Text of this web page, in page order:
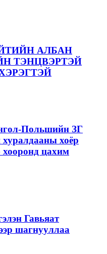
АЛБАН
ТЭНЦВЭРТЭЙ
Польшийн ЗГ
хоёр
цахим
Гавьяат
шагнууллаа